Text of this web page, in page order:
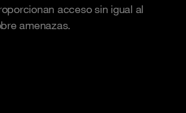
acceso sin igual al
amenazas.